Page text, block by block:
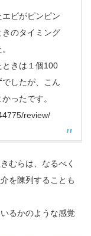
ビがピンピン
のタイミング
ときは１個100
したが、こん
ったです。
review/
むらは、なるべく
を陳列することも
るかのような感覚